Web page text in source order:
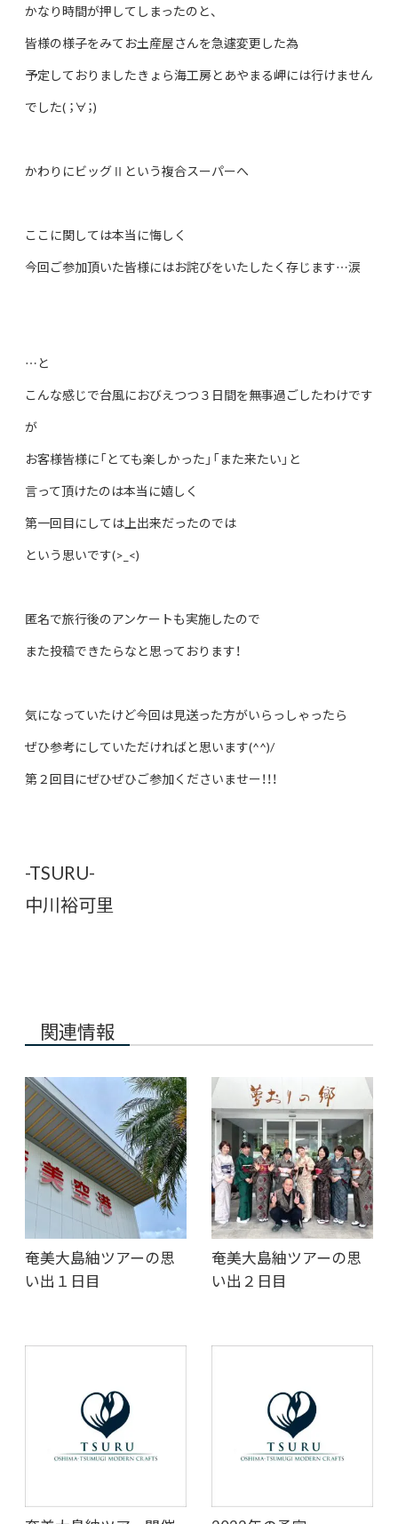
かなり時間が押してしまったのと、
皆様の様子をみてお土産屋さんを急遽変更した為
予定しておりましたきょら海工房とあやまる岬には行けません
でした( ；∀；)
かわりにビッグⅡという複合スーパーへ
ここに関しては本当に悔しく
今回ご参加頂いた皆様にはお詫びをいたしたく存じます…涙
…と
こんな感じで台風におびえつつ３日間を無事過ごしたわけです
が
お客様皆様に「とても楽しかった」「また来たい」と
言って頂けたのは本当に嬉しく
第一回目にしては上出来だったのでは
という思いです(>_<)
匿名で旅行後のアンケートも実施したので
また投稿できたらなと思っております！
気になっていたけど今回は見送った方がいらっしゃったら
ぜひ参考にしていただければと思います(^^)/
第２回目にぜひぜひご参加くださいませー！！！
-TSURU-
中川裕可里
関連情報
奄美大島紬ツアーの思
い出１日目
奄美大島紬ツアーの思
い出２日目